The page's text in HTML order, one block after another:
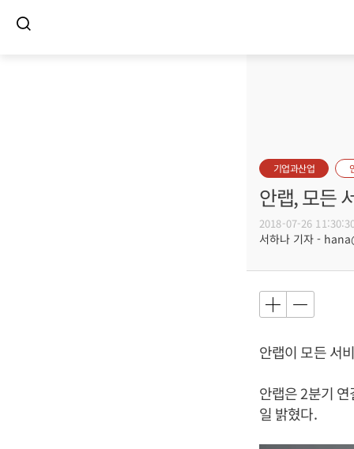
기업과산업
안랩, 모든
2018-07-26
서하나 기자 -
안랩이 모든 서
안랩은 2분기
일 밝혔다.